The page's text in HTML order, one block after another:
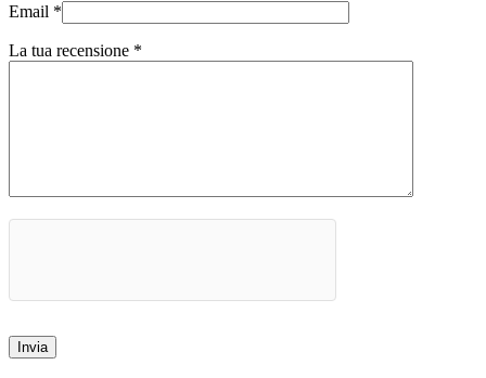
Email *
La tua recensione *
Invia